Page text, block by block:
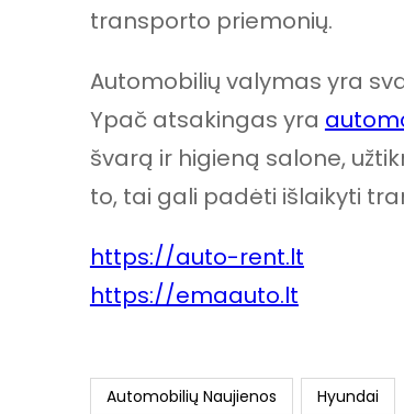
transporto priemonių.
Automobilių valymas yra
Ypač atsakingas yra
švarą ir higieną salone,
to, tai gali padėti išlaikyti
https://auto-rent.lt
https://emaauto.lt
Automobilių Naujienos Hyundai